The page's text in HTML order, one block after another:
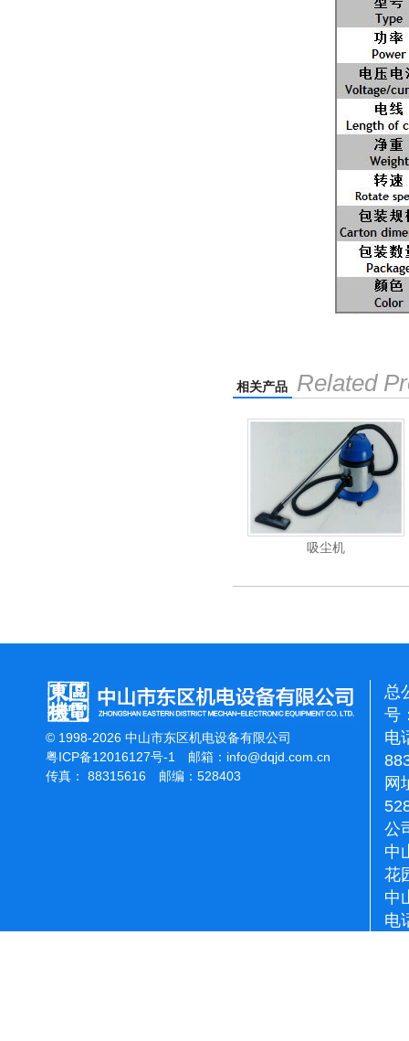
相关产品 Related
吸尘机
© 1998-2026 中山市东区机电设备有限公司
粤ICP备12016127号-1
邮箱： info@dqjd.com.cn
传真： 88315616 邮编：528403
总
号
电
网
公
中
花
中
电